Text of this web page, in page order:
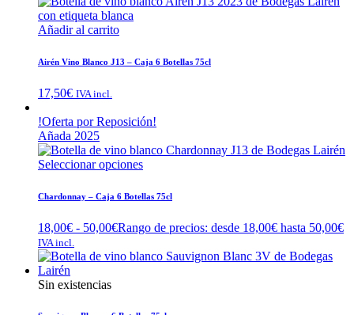
Añadir al carrito
Airén Vino Blanco J13 – Caja 6 Botellas 75cl
17,50€ IVA incl.
!Oferta por Reposición!
Añada 2025
Seleccionar opciones
Chardonnay – Caja 6 Botellas 75cl
18,00€ - 50,00€Rango de precios: desde 18,00€ hasta 50,00€
IVA incl.
Sin existencias